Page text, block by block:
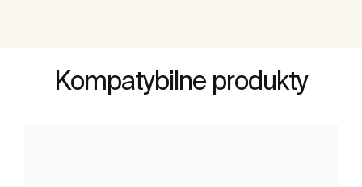
Kompatybilne produkty